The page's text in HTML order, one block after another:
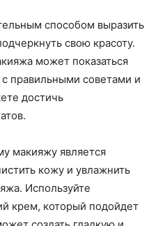
способом выразить
свою красоту.
может показаться
правильными советами и
достичь
макияжу является
кожу и увлажнить
Используйте
крем, который подойдет